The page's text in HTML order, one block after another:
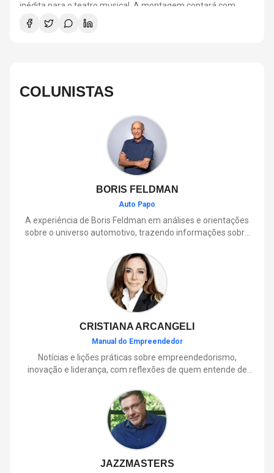
inédita para o teatro musical. A montagem contará com
direção de Tadeu Aguiar, direção musical de Thalyson
Rodrigues, composições e arranjos de Laura Visconti e letras
COLUNISTAS
BORIS FELDMAN
Auto Papo
A experiência de Boris Feldman em análises e orientações
sobre o universo automotivo, trazendo informações sobre
que envolve o dia a dia dos motoristas.
CRISTIANA ARCANGELI
Manual do Empreendedor
Notícias e lições práticas sobre empreendedorismo,
inovação e liderança, com reflexões de quem entende de
JAZZMASTERS